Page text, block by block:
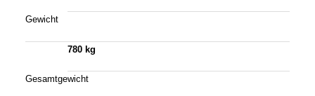
Gewicht
780 kg
Gesamtgewicht